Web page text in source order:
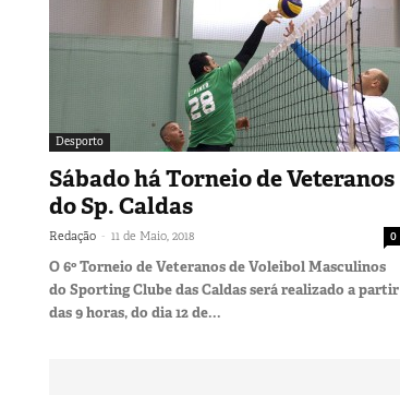
Desporto
Sábado há Torneio de Veteranos
do Sp. Caldas
Redação - 11 de Maio, 2018 0
O 6º Torneio de Veteranos de Voleibol Masculinos
do Sporting Clube das Caldas será realizado a partir
das 9 horas, do dia 12 de...